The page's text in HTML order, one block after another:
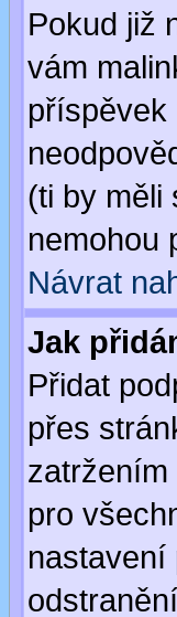
Pokud již
vám
příspěvek
(ti by měli
nemohou
Návrat
Jak
Přidat
přes
zatržením
pro
nastavení